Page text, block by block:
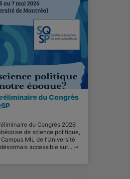
du Congrès
du Congrès 2026
de science politique,
MIL de l’Université
accessible sur...➞